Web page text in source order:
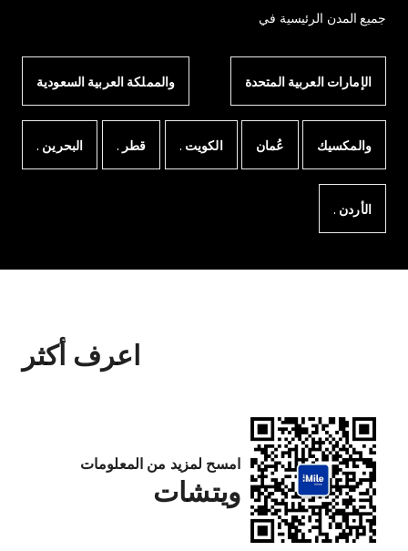
جميع المدن الرئيسية في
الإمارات العربية المتحدة والمملكة العربية السعودية
والمكسيك عُمان الكويت . قطر . البحرين .
الأردن .
اعرف أكثر
امسح لمزيد من المعلومات
ويتشات